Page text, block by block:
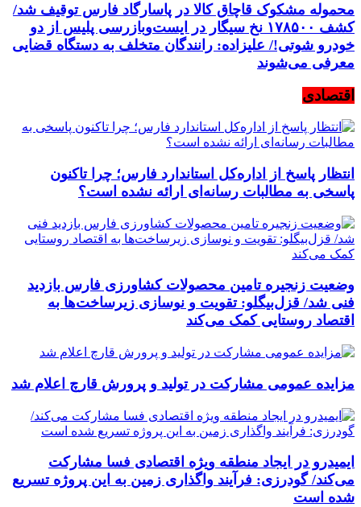
محموله مشکوک قاچاق کالا در پاسارگاد فارس توقیف شد/
کشف ۱۷۸۵۰۰ نخ سیگار در ایست‌وبازرسی پلیس از دو
خودرو شوتی!/ علیزاده: رانندگان متخلف به دستگاه قضایی
معرفی می‌شوند
اقتصادی
انتظار پاسخ از اداره‌کل استاندارد فارس؛ چرا تاکنون
پاسخی به مطالبات رسانه‌ای ارائه نشده است؟
وضعیت زنجیره تامین محصولات کشاورزی فارس بازدید
فنی شد/ قزل‌بیگلو: تقویت و نوسازی زیرساخت‌ها به
اقتصاد روستایی کمک می‌کند
مزایده عمومی مشارکت در تولید و پرورش قارچ اعلام شد
ایمیدرو در ایجاد منطقه ویژه اقتصادی فسا مشارکت
می‌کند/ گودرزی: فرآیند واگذاری زمین به این پروژه تسریع
شده است